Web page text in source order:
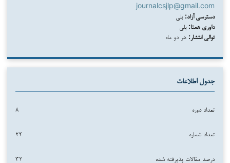
journalcsjlp@gmail.com
دسترسی آزاد: بلی
داوری همتا: بلی
توالی انتشار: هر دو ماه
جدول اطلاعات
تعداد دوره ۸
تعداد شماره ۲۳
درصد مقالات پذیرفته شده ۳۲